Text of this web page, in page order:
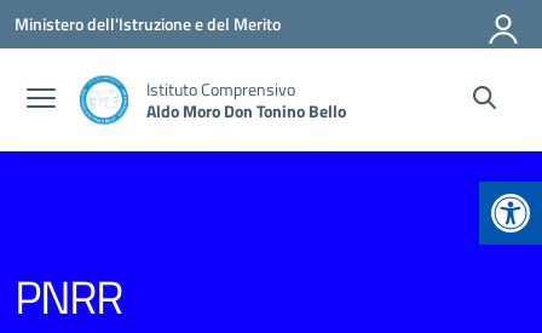
Vai ai contenuti
Vai al menu di navigazione
Vai al footer
Ministero dell'Istruzione e del Merito
Istituto Comprensivo
Aldo Moro Don Tonino Bello
PNRR